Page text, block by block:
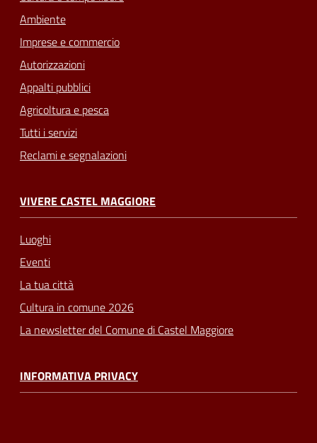
Ambiente
Imprese e commercio
Autorizzazioni
Appalti pubblici
Agricoltura e pesca
Tutti i servizi
Reclami e segnalazioni
VIVERE CASTEL MAGGIORE
Luoghi
Eventi
La tua città
Cultura in comune 2026
La newsletter del Comune di Castel Maggiore
INFORMATIVA PRIVACY